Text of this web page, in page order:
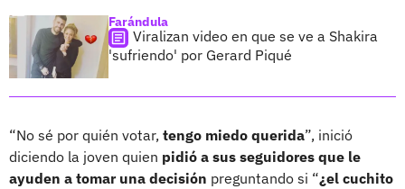
Farándula
Viralizan video en que se ve a Shakira
'sufriendo' por Gerard Piqué
“No sé por quién votar, tengo miedo querida”, inició
diciendo la joven quien pidió a sus seguidores que le
ayuden a tomar una decisión preguntando si “¿el cuchito